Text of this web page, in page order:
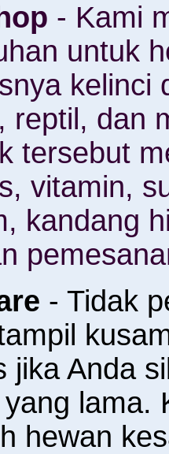
- Kami
untuk
kelinci
reptil, dan
tersebut
vitamin,
kandang
- Tidak
jika Anda
lama.
hewan